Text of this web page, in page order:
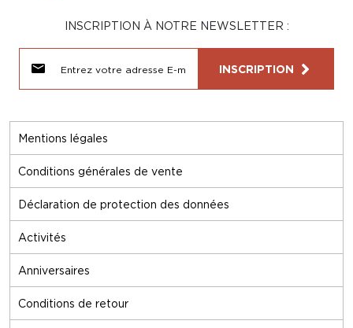
Mentions légales
Conditions générales de vente
Déclaration de protection des données
Activités
Anniversaires
Conditions de retour
INSCRIPTION À NOTRE NEWSLETTER :
INSCRIPTION